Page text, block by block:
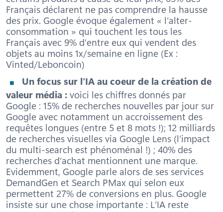
Français déclarent ne pas comprendre la hausse
des prix. Google évoque également « l’alter-
consommation » qui touchent les tous les
Français avec 9% d’entre eux qui vendent des
objets au moins 1x/semaine en ligne (Ex :
Vinted/Leboncoin)
Un focus sur l’IA au coeur de la création de
valeur média :voici les chiffres donnés par
Google : 15% de recherches nouvelles par jour sur
Google avec notamment un accroissement des
requêtes longues (entre 5 et 8 mots !); 12 milliards
de recherches visuelles via Google Lens (l’impact
du multi-search est phénoménal !) ; 40% des
recherches d’achat mentionnent une marque.
Evidemment, Google parle alors de ses services
DemandGen et Search PMax qui selon eux
permettent 27% de conversions en plus. Google
insiste sur une chose importante : L’IA reste